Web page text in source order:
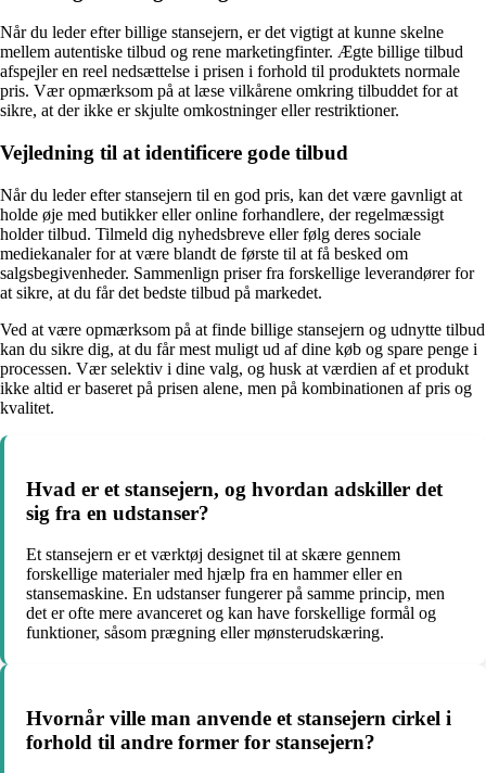
Når du leder efter billige stansejern, er det vigtigt at kunne skelne
mellem autentiske tilbud og rene marketingfinter. Ægte billige tilbud
afspejler en reel nedsættelse i prisen i forhold til produktets normale
pris. Vær opmærksom på at læse vilkårene omkring tilbuddet for at
sikre, at der ikke er skjulte omkostninger eller restriktioner.
Vejledning til at identificere gode tilbud
Når du leder efter stansejern til en god pris, kan det være gavnligt at
holde øje med butikker eller online forhandlere, der regelmæssigt
holder tilbud. Tilmeld dig nyhedsbreve eller følg deres sociale
mediekanaler for at være blandt de første til at få besked om
salgsbegivenheder. Sammenlign priser fra forskellige leverandører for
at sikre, at du får det bedste tilbud på markedet.
Ved at være opmærksom på at finde billige stansejern og udnytte tilbud
kan du sikre dig, at du får mest muligt ud af dine køb og spare penge i
processen. Vær selektiv i dine valg, og husk at værdien af et produkt
ikke altid er baseret på prisen alene, men på kombinationen af pris og
kvalitet.
Hvad er et stansejern, og hvordan adskiller det
sig fra en udstanser?
Et stansejern er et værktøj designet til at skære gennem
forskellige materialer med hjælp fra en hammer eller en
stansemaskine. En udstanser fungerer på samme princip, men
det er ofte mere avanceret og kan have forskellige formål og
funktioner, såsom prægning eller mønsterudskæring.
Hvornår ville man anvende et stansejern cirkel i
forhold til andre former for stansejern?